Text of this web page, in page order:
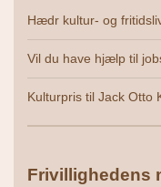
Hædr kultur- og
Vil du have hjælp til
Kulturpris til Jack Otto
Frivillighedens